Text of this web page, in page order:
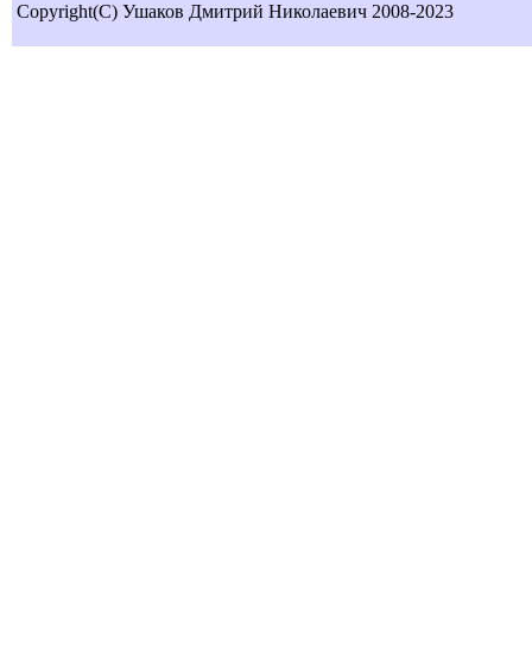
Copyright(C) Ушаков Дмитрий Николаевич 2008-2023